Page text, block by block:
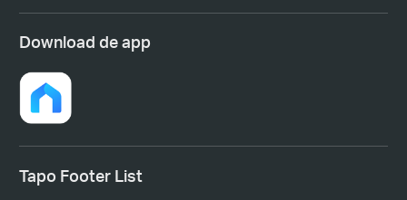
Download de app
Tapo Footer List